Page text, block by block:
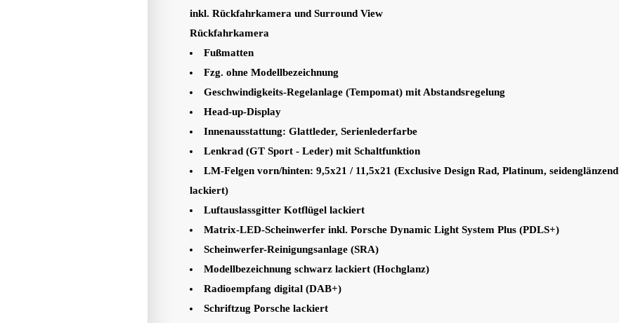
inkl. Rückfahrkamera und Surround View
Rückfahrkamera
Fußmatten
Fzg. ohne Modellbezeichnung
Geschwindigkeits-Regelanlage (Tempomat) mit Abstandsregelung
Head-up-Display
Innenausstattung: Glattleder, Serienlederfarbe
Lenkrad (GT Sport - Leder) mit Schaltfunktion
LM-Felgen vorn/hinten: 9,5x21 / 11,5x21 (Exclusive Design Rad, Platinum, seidenglänzend
lackiert)
Luftauslassgitter Kotflügel lackiert
Matrix-LED-Scheinwerfer inkl. Porsche Dynamic Light System Plus (PDLS+)
Scheinwerfer-Reinigungsanlage (SRA)
Modellbezeichnung schwarz lackiert (Hochglanz)
Radioempfang digital (DAB+)
Schriftzug Porsche lackiert